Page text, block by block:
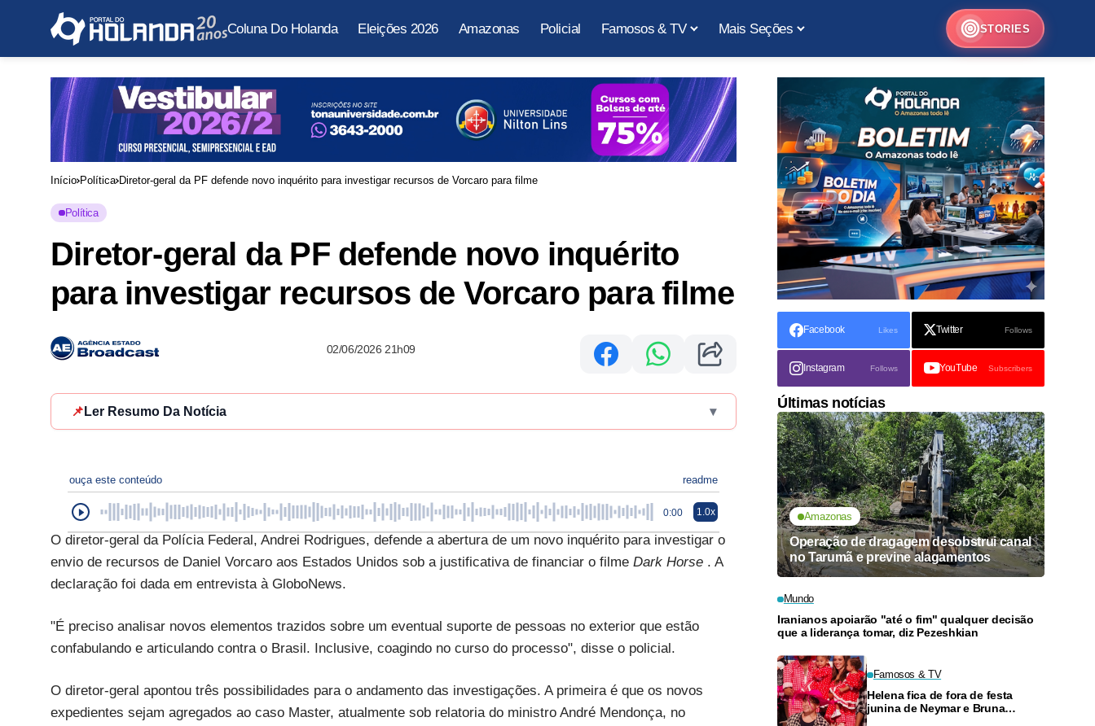
Coluna Do Holanda Eleições 2026 Amazonas Policial Famosos & TV Mais Seções STORIES
Início Política Diretor-geral da PF defende novo inquérito para investigar recursos de Vorcaro para filme
Política
Diretor-geral da PF defende novo inquérito
para investigar recursos de Vorcaro para filme
02/06/2026 21h09
📌 Ler Resumo Da Notícia ▾
ouça este conteúdo readme
0:00 1.0x
O diretor-geral da Polícia Federal, Andrei Rodrigues, defende a abertura de um novo inquérito para investigar o
envio de recursos de Daniel Vorcaro aos Estados Unidos sob a justificativa de financiar o filme Dark Horse . A
declaração foi dada em entrevista à GloboNews.
"É preciso analisar novos elementos trazidos sobre um eventual suporte de pessoas no exterior que estão
confabulando e articulando contra o Brasil. Inclusive, coagindo no curso do processo", disse o policial.
O diretor-geral apontou três possibilidades para o andamento das investigações. A primeira é que os novos
expedientes sejam agregados ao caso Master, atualmente sob relatoria do ministro André Mendonça, no
Facebook Likes Twitter Follows
Instagram Follows YouTube Subscribers
Últimas notícias
Amazonas
Operação de dragagem desobstrui canal
no Tarumã e previne alagamentos
Mundo
Iranianos apoiarão "até o fim" qualquer decisão
que a liderança tomar, diz Pezeshkian
Famosos & TV
Helena fica de fora de festa
junina de Neymar e Bruna